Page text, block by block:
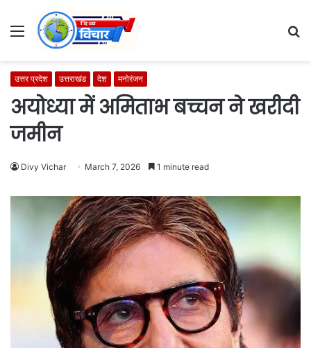
Menu
उत्तर प्रदेश उत्तराखंड देश मनोरंजन
अयोध्या में अमिताभ बच्चन ने खरीदी
जमीन
Divy Vichar March 7, 2026 1 minute read